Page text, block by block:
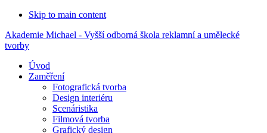
Skip to main content
Akademie Michael - Vyšší odborná škola reklamní a umělecké
tvorby
Úvod
Zaměření
Fotografická tvorba
Design interiéru
Scenáristika
Filmová tvorba
Grafický design